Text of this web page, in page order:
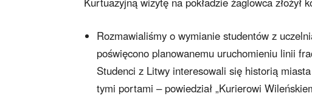
Rozmawialiśmy o wymianie studentów z
poświęcono planowanemu uruchomieniu linii
Studenci z Litwy interesowali się historią
tymi portami – powiedział „Kurierowi